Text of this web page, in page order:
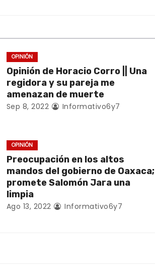
OPINIÓN
Opinión de Horacio Corro || Una
regidora y su pareja me
amenazan de muerte
Sep 8, 2022 Informativo6y7
OPINIÓN
Preocupación en los altos
mandos del gobierno de Oaxaca;
promete Salomón Jara una
limpia
Ago 13, 2022 Informativo6y7